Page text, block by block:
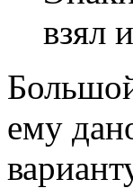
взял
ему